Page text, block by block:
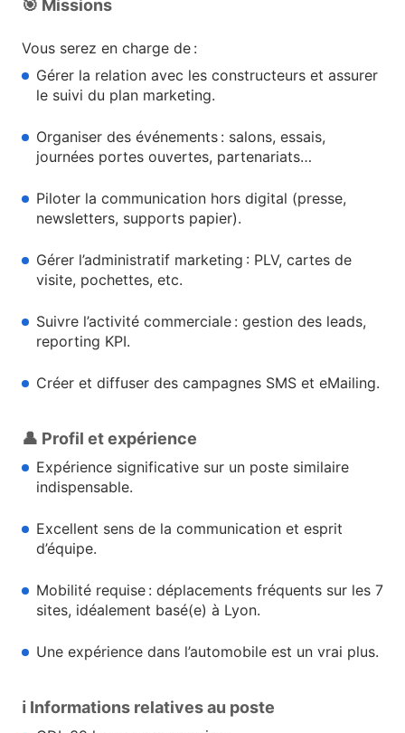
🎯 Missions
Vous serez en charge de :
Gérer la relation avec les constructeurs et assurer
le suivi du plan marketing.
Organiser des événements : salons, essais,
journées portes ouvertes, partenariats…
Piloter la communication hors digital (presse,
newsletters, supports papier).
Gérer l’administratif marketing : PLV, cartes de
visite, pochettes, etc.
Suivre l’activité commerciale : gestion des leads,
reporting KPI.
Créer et diffuser des campagnes SMS et eMailing.
👤 Profil et expérience
Expérience significative sur un poste similaire
indispensable.
Excellent sens de la communication et esprit
d’équipe.
Mobilité requise : déplacements fréquents sur les 7
sites, idéalement basé(e) à Lyon.
Une expérience dans l’automobile est un vrai plus.
ℹ️ Informations relatives au poste